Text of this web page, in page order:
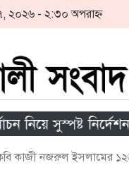
২০২৬ - ২:৩০ অপরাহ্ন
সুস্পষ্ট নির্দেশনা নেই
কাজী নজরুল ইসলামের ১২৬